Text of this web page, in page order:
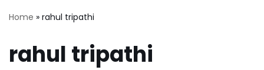
Home » rahul tripathi
rahul tripathi